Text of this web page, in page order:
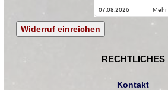
07.08.2026 mehr
Widerruf einreichen
RECHTLICHES
Kontakt